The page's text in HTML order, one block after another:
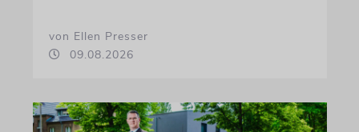
von Ellen Presser
09.08.2026